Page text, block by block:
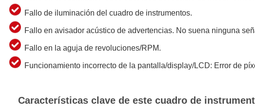
Fallo de iluminación del cuadro de instrumentos.
Fallo en avisador acústico de advertencias. No suena ninguna
Fallo en la aguja de revoluciones/RPM.
Funcionamiento incorrecto de la pantalla/display/LCD: Error de
Características clave de este cuadro de